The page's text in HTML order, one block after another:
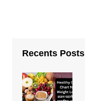
Recents Posts